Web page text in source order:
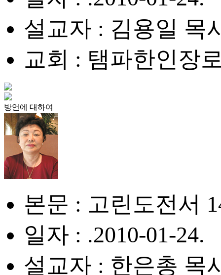
설교자 : 김용일 목
교회 : 탬파한인장
방언에 대하여
본문 : 고린도전서
일자 : .2010-01-24.
설교자 : 한은총 목